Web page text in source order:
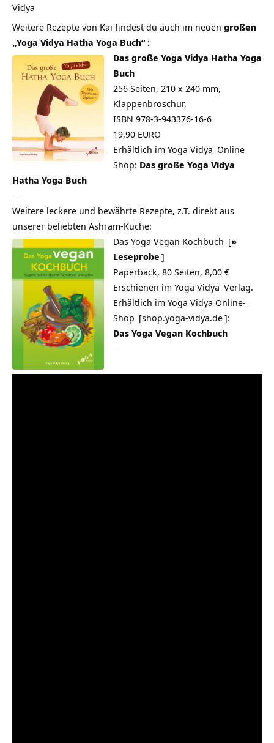
Vidya
Weitere Rezepte von Kai findest du auch im neuen großen
„Yoga Vidya Hatha Yoga Buch“:
Das große Yoga Vidya Hatha Yoga
Buch
256 Seiten, 210 x 240 mm,
Klappenbroschur,
ISBN 978-3-943376-16-6
19,90 EURO
Erhältlich im Yoga Vidya Online
Shop: Das große Yoga Vidya
Hatha Yoga Buch
—
Weitere leckere und bewährte Rezepte, z.T. direkt aus
unserer beliebten Ashram-Küche:
Das Yoga Vegan Kochbuch [»
Leseprobe ]
Paperback, 80 Seiten, 8,00 €
Erschienen im Yoga Vidya Verlag.
Erhältlich im Yoga Vidya Online-
Shop [shop.yoga-vidya.de]:
Das Yoga Vegan Kochbuch
—